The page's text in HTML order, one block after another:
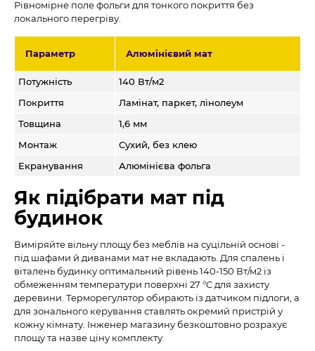
Рівномірне поле фольги для тонкого покриття без
локального перегріву.
Параметр Алюмінієвий мат
Потужність
140 Вт/м2
Покриття
Ламінат, паркет, лінолеум
Товщина
1,6 мм
Монтаж
Сухий, без клею
Екранування
Алюмінієва фольга
Як підібрати мат під
будинок
Виміряйте вільну площу без меблів на суцільній основі -
під шафами й диванами мат не вкладають. Для спалень і
віталень будинку оптимальний рівень 140-150 Вт/м2 із
обмеженням температури поверхні 27 °C для захисту
деревини. Терморегулятор обирають із датчиком підлоги, а
для зонального керування ставлять окремий пристрій у
кожну кімнату. Інженер магазину безкоштовно розрахує
площу та назве ціну комплекту.